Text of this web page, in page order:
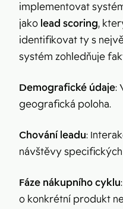
implementovat
jako lead scoring,
identifikovat ty s
systém zohledňuje
Demografické údaje:
geografická poloha.
Chování leadu:
návštěvy
Fáze nákupního cyklu
o konkrétní produkt